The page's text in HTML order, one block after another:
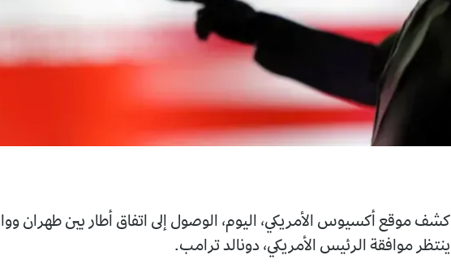
كشف موقع أكسيوس الأمريكي، اليوم، الوصول إلى اتفاق أطار بين طهران
ينتظر موافقة الرئيس الأمريكي، دونالد ترامب.